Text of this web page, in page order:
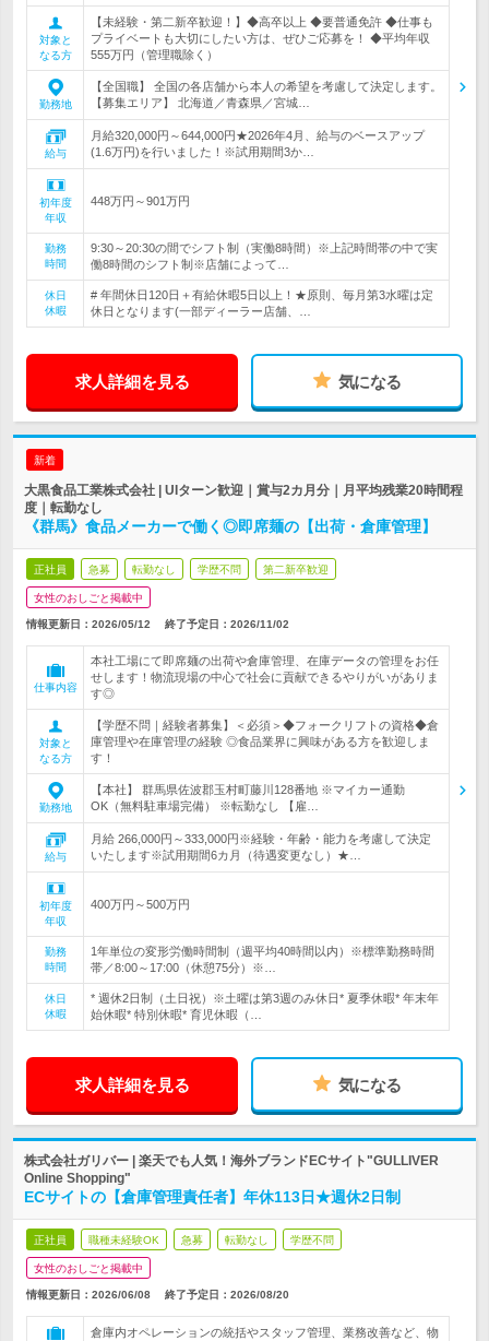
対象と
なる方
【未経験・第二新卒歓迎！】◆高卒以上 ◆要普通免許 ◆仕事も
プライベートも大切にしたい方は、ぜひご応募を！ ◆平均年収
555万円（管理職除く）
勤務地
【全国職】 全国の各店舗から本人の希望を考慮して決定します。
【募集エリア】 北海道／青森県／宮城…
給与
月給320,000円～644,000円★2026年4月、給与のベースアップ
(1.6万円)を行いました！※試用期間3か…
初年度
年収
448万円～901万円
勤務
時間
9:30～20:30の間でシフト制（実働8時間）※上記時間帯の中で実
働8時間のシフト制※店舗によって…
休日
休暇
# 年間休日120日＋有給休暇5日以上！★原則、毎月第3水曜は定
休日となります(一部ディーラー店舗、…
求人詳細を見る 気になる
新着
大黒食品工業株式会社 | UIターン歓迎｜賞与2カ月分｜月平均残業20時間程
度｜転勤なし
《群馬》食品メーカーで働く◎即席麺の【出荷・倉庫管理】
正社員 急募 転勤なし 学歴不問 第二新卒歓迎
女性のおしごと掲載中
情報更新日：2026/05/12 終了予定日： 2026/11/02
仕事内容
本社工場にて即席麺の出荷や倉庫管理、在庫データの管理をお任
せします！物流現場の中心で社会に貢献できるやりがいがありま
す◎
対象と
なる方
【学歴不問｜経験者募集】＜必須＞◆フォークリフトの資格◆倉
庫管理や在庫管理の経験 ◎食品業界に興味がある方を歓迎しま
す！
勤務地
【本社】 群馬県佐波郡玉村町藤川128番地 ※マイカー通勤
OK（無料駐車場完備） ※転勤なし 【雇…
給与
月給 266,000円～333,000円※経験・年齢・能力を考慮して決定
いたします※試用期間6カ月（待遇変更なし）★…
初年度
年収
400万円～500万円
勤務
時間
1年単位の変形労働時間制（週平均40時間以内）※標準勤務時間
帯／8:00～17:00（休憩75分）※…
休日
休暇
* 週休2日制（土日祝）※土曜は第3週のみ休日* 夏季休暇* 年末年
始休暇* 特別休暇* 育児休暇（…
求人詳細を見る 気になる
株式会社ガリバー | 楽天でも人気！海外ブランドECサイト"GULLIVER
Online Shopping"
ECサイトの【倉庫管理責任者】年休113日★週休2日制
正社員 職種未経験OK 急募 転勤なし 学歴不問
女性のおしごと掲載中
情報更新日：2026/06/08 終了予定日： 2026/08/20
倉庫内オペレーションの統括やスタッフ管理、業務改善など、物